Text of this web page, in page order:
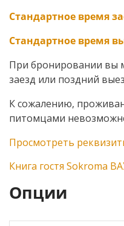
Стандартное время
Стандартное время
При бронировании вы
заезд или поздний
К сожалению,
питомцами
Просмотреть
Книга гостя Sokroma
Опции